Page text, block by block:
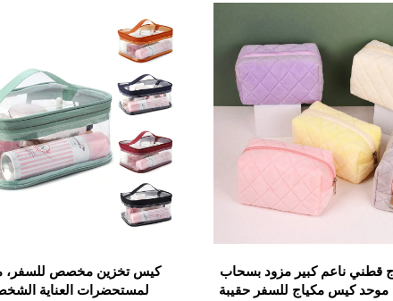
تحمي منتجاتك التجميلية.
مثل النايلون أو البوليستر أو الفينيل، والتي تمنع
والسحابات القوية، أن تكون حقيبة المكياج قادرة على تحمل
تحمي العناصر الهشة مثل زجاجات العطور الزجاجية
قطني ناعم كبير مزود بسحاب
موحد كيس مكياج للسفر حقيبة
كيس تخزين مخصص للسفر،
لمستحضرات العناية